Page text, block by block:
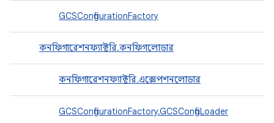
GCSConfigurationFactory
কনফিগারেশনফ্যাক্টরি.কনফিগলোডার
কনফিগারেশনফ্যাক্টরি.এক্সেপশনলোডার
GCSConfigurationFactory.GCSConfigLoader